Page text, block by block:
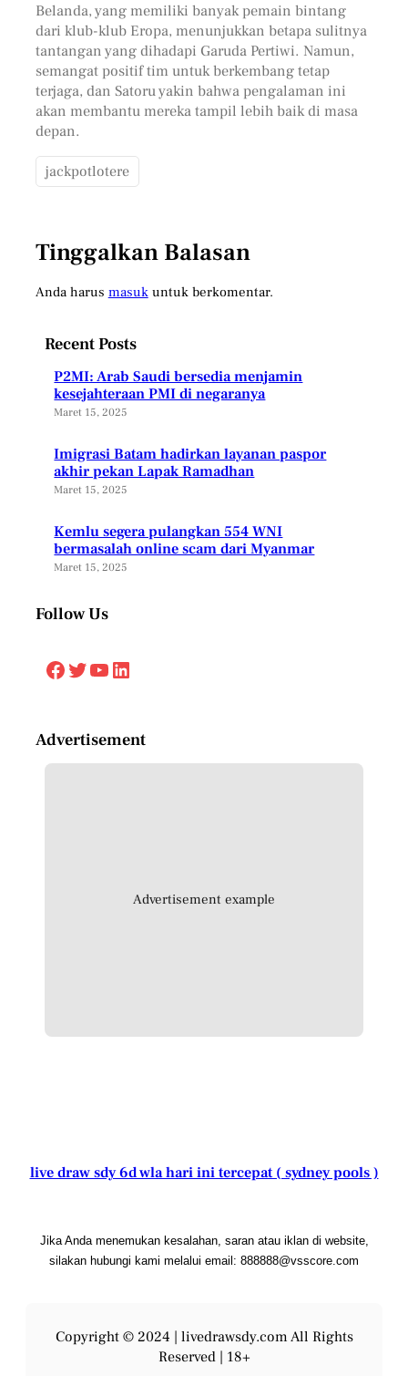
Belanda, yang memiliki banyak pemain bintang
dari klub-klub Eropa, menunjukkan betapa sulitnya
tantangan yang dihadapi Garuda Pertiwi. Namun,
semangat positif tim untuk berkembang tetap
terjaga, dan Satoru yakin bahwa pengalaman ini
akan membantu mereka tampil lebih baik di masa
depan.
jackpotlotere
Tinggalkan Balasan
Anda harus masukuntuk berkomentar.
Recent Posts
P2MI: Arab Saudi bersedia menjamin
kesejahteraan PMI di negaranya
Maret 15, 2025
Imigrasi Batam hadirkan layanan paspor
akhir pekan Lapak Ramadhan
Maret 15, 2025
Kemlu segera pulangkan 554 WNI
bermasalah online scam dari Myanmar
Maret 15, 2025
Follow Us
Facebook Twitter YouTube LinkedIn
Advertisement
Advertisement example
live draw sdy 6d wla hari ini tercepat ( sydney pools )
Jika Anda menemukan kesalahan, saran atau iklan di website,
silakan hubungi kami melalui email: 888888@vsscore.com
Copyright © 2024 | livedrawsdy.com All Rights
Reserved | 18+